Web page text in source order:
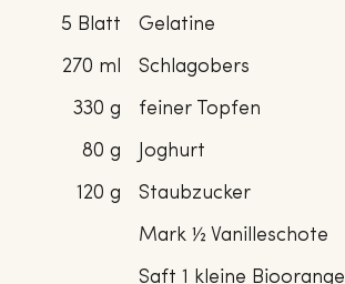
5 Blatt
Gelatine
270 ml
Schlagobers
330 g
feiner Topfen
80 g
Joghurt
120 g
Staubzucker
Mark ½ Vanilleschote
Saft 1 kleine Bioorange